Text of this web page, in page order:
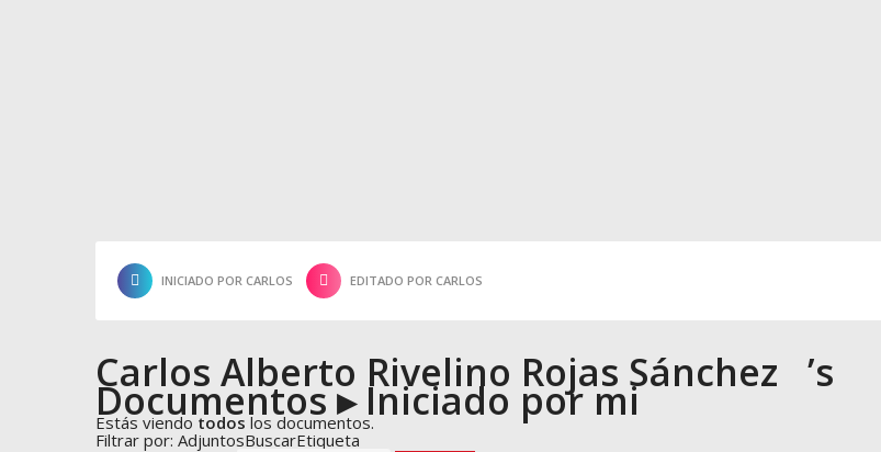
INICIADO POR CARLOS EDITADO POR CARLOS
Carlos Alberto Rivelino Rojas Sánchez ’s
Documentos▸ Iniciado por mi
Estás viendotodos los documentos.
Filtrar por: AdjuntosBuscarEtiqueta